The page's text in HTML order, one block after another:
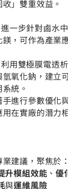
回收」雙
一步針對鹵水
，可作為產業
用雙極膜電透
氧化鈉，建立
再利用
手進行參數優化
在實廠的潛力
建議，聚焦於：
升模組效能 、優
與運維風險